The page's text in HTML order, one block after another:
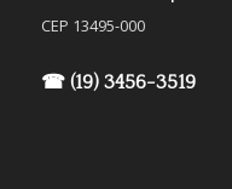
CEP 13495-000
☎ (19) 3456-3519